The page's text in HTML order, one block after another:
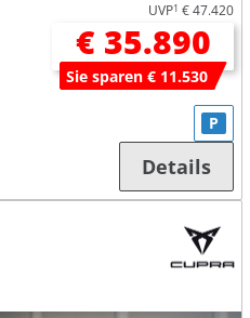
UVP1 € 47.420
€ 35.890
Sie sparen € 11.530
P
Details